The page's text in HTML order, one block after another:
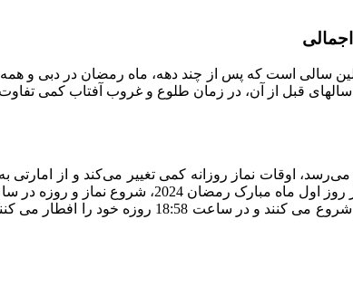
سالی است که پس از چند دهه، ماه رمضان در دبی و همه
بود. از آن طرف، مردم روز آخر را از ساعت